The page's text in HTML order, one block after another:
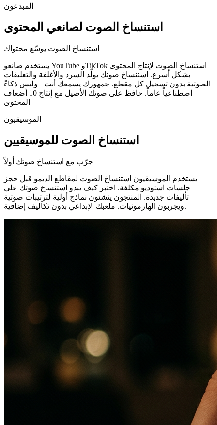
المبدعون
استنساخ الصوت لصانعي المحتوى
استنساخ الصوت يوسّع محتواك
يستخدم صانعو YouTube وTikTok استنساخ الصوت لإنتاج المحتوى
بشكل أسرع. استنساخ صوتك يولّد السرد والأغلفة والتعليقات
الصوتية بدون تسجيل كل مقطع. جمهورك يسمعك أنت - وليس ذكاءً
اصطناعياً عاماً. حافظ على صوتك الأصيل مع إنتاج 10 أضعاف
المحتوى.
الموسيقيون
استنساخ الصوت للموسيقيين
جرّب مع استنساخ صوتك أولاً
يستخدم الموسيقيون استنساخ الصوت لمقاطع الديمو قبل حجز
جلسات استوديو مكلفة. اختبر كيف يبدو استنساخ صوتك على
تأليفات جديدة. المنتجون ينشئون نماذج أولية لترتيبات صوتية
ويجربون الهارمونيات. ملعبك الإبداعي بدون تكاليف إضافية.